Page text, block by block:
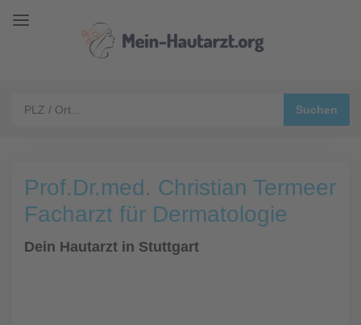
Prof.Dr.med. Christian Termeer
Facharzt für Dermatologie
Dein Hautarzt in Stuttgart